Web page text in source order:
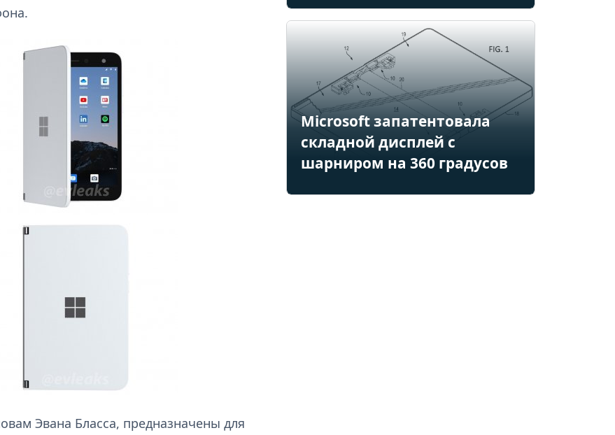
Эвана Бласса, предназначены для
Microsoft запатентовала
складной дисплей с
шарниром на 360 градусов